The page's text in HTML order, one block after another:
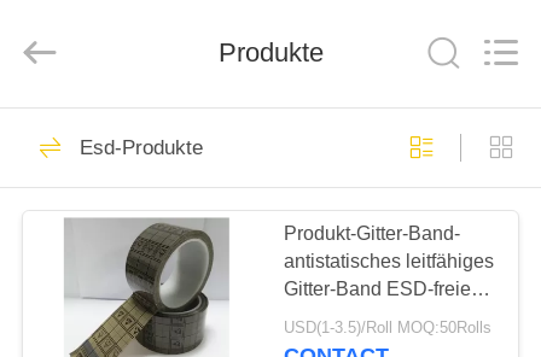
HAUS
PRODUKTE
Rights
Esd-Drehkreuz
Produkte
Esd-Produkte
Produkt-Gitter-Band-
antistatisches leitfähiges
Gitter-Band ESD-freien
Raumes BOPP ESD
Band
USD(1-3.5)/Roll MOQ:50Rolls